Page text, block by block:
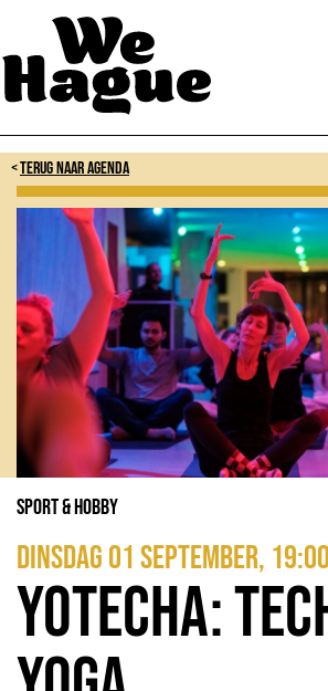
TERUG NAAR AGENDA
Sport & Hobby
dinsdag 01 september, 19:00
Yotecha: